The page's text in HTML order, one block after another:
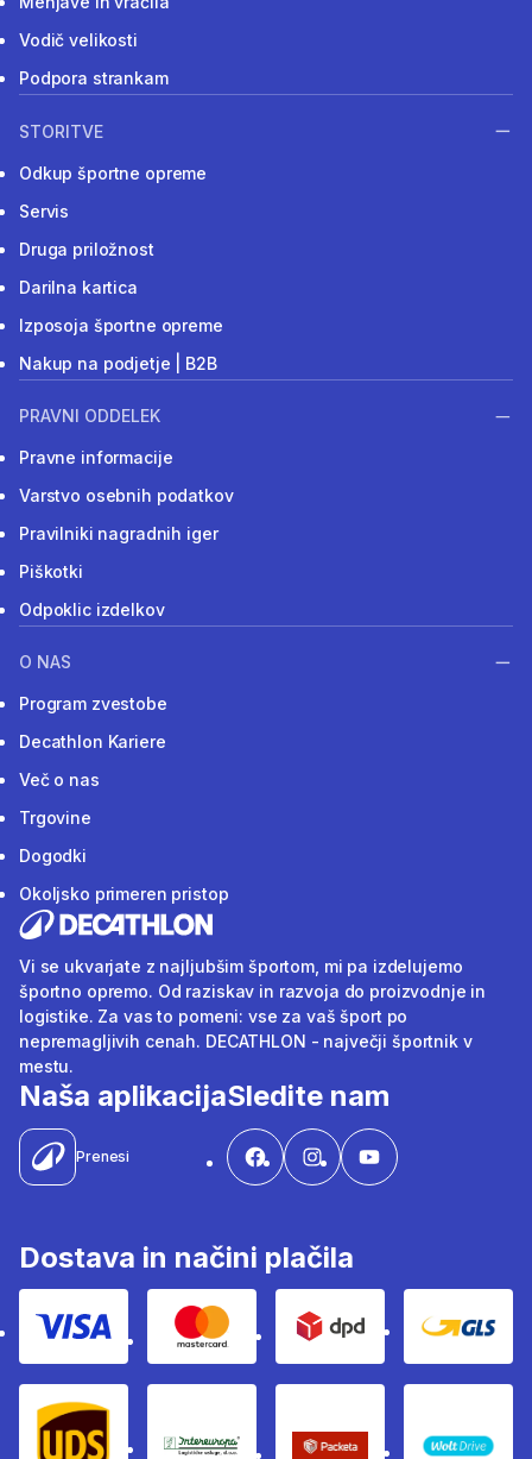
Vodič velikosti
Podpora strankam
STORITVE
Odkup športne opreme
Servis
Druga priložnost
Darilna kartica
Izposoja športne opreme
Nakup na podjetje | B2B
PRAVNI ODDELEK
Pravne informacije
Varstvo osebnih podatkov
Pravilniki nagradnih iger
Piškotki
Odpoklic izdelkov
O NAS
Program zvestobe
Decathlon Kariere
Več o nas
Trgovine
Dogodki
Okoljsko primeren pristop
Vi se ukvarjate z najljubšim športom, mi pa izdelujemo
športno opremo. Od raziskav in razvoja do proizvodnje in
logistike. Za vas to pomeni: vse za vaš šport po
nepremagljivih cenah. DECATHLON - največji športnik v
mestu.
Naša aplikacija
Prenesi
Sledite nam
Dostava in načini plačila
Visa Mastercard Dpd Gls